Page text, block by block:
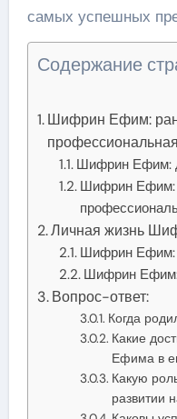
самых успешных
Содержание
Шифрин Ефим:
Шифрин Ефим:
Шифрин Ефим:
Личная жизнь
Шифрин Ефим:
Шифрин Ефим:
Вопрос-ответ:
Когда
Какие
Ефима в
Какую
развитии